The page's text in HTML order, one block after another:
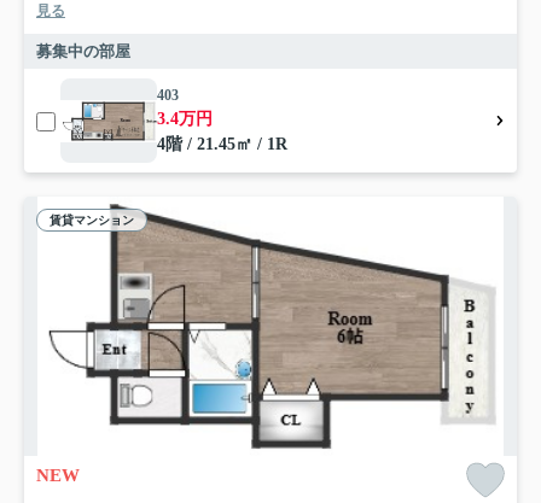
見る
募集中の部屋
403
3.4万円
4階 / 21.45㎡ / 1R
賃貸マンション
NEW